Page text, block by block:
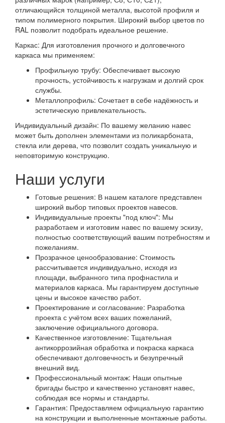
отличающийся толщиной металла, высотой профиля и
типом полимерного покрытия. Широкий выбор цветов по
RAL позволит подобрать идеальное решение.
Каркас: Для изготовления прочного и долговечного
каркаса мы применяем:
Профильную трубу: Обеспечивает высокую
прочность, устойчивость к нагрузкам и долгий срок
службы.
Металлопрофиль: Сочетает в себе надёжность и
эстетическую привлекательность.
Индивидуальный дизайн: По вашему желанию навес
может быть дополнен элементами из поликарбоната,
стекла или дерева, что позволит создать уникальную и
неповторимую конструкцию.
Наши услуги
Готовые решения: В нашем каталоге представлен
широкий выбор типовых проектов навесов.
Индивидуальные проекты "под ключ": Мы
разработаем и изготовим навес по вашему эскизу,
полностью соответствующий вашим потребностям и
пожеланиям.
Прозрачное ценообразование: Стоимость
рассчитывается индивидуально, исходя из
площади, выбранного типа профнастила и
материалов каркаса. Мы гарантируем доступные
цены и высокое качество работ.
Проектирование и согласование: Разработка
проекта с учётом всех ваших пожеланий,
заключение официального договора.
Качественное изготовление: Тщательная
антикоррозийная обработка и покраска каркаса
обеспечивают долговечность и безупречный
внешний вид.
Профессиональный монтаж: Наши опытные
бригады быстро и качественно установят навес,
соблюдая все нормы и стандарты.
Гарантия: Предоставляем официальную гарантию
на конструкции и выполненные монтажные работы.